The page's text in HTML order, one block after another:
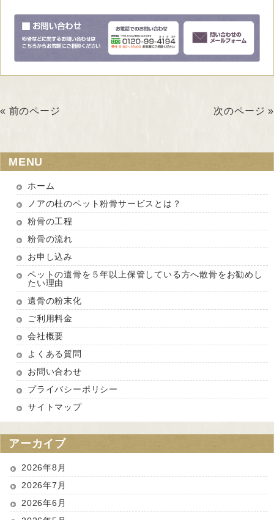
« 前のページ 次のページ »
MENU
ホーム
ノアの杜のペット粉骨サービスとは？
粉骨の工程
粉骨の流れ
お申し込み
ペットの遺骨を５年以上保管している方へ散骨をお勧めし
たい理由
遺骨の粉末化
ご利用料金
会社概要
よくある質問
お問い合わせ
プライバシーポリシー
サイトマップ
アーカイブ
2026年8月
2026年7月
2026年6月